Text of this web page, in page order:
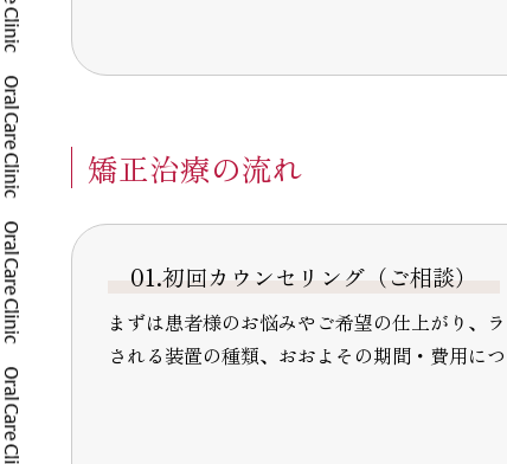
矯正治療の流れ
01.初回カウンセリング（ご相談）
まずは患者様のお悩みやご希望の仕上がり、
される装置の種類、おおよその期間・費用に